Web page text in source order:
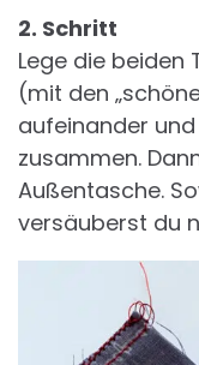
2. Schritt
Lege die beiden
(mit den
aufeinander
zusammen.
Außentasche.
versäuberst du